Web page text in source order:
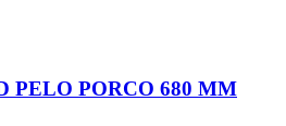
PELO PORCO 680 MM